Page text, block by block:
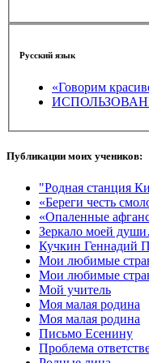
Русский язык
Публикации моих учеников:
"Родная станция
«Береги честь
«Опаленные
Зеркало моей
Кучкин Геннадий
Мои любимые
Мои любимые
Мой учитель
Моя малая родина
Моя малая родина
Письмо Есенину
Проблема